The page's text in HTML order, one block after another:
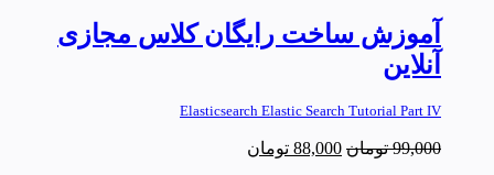
آموزش ساخت رایگان کلاس مجازی
آنلاین
Elasticsearch Elastic Search Tutorial Part IV
99,000 تومان 88,000 تومان